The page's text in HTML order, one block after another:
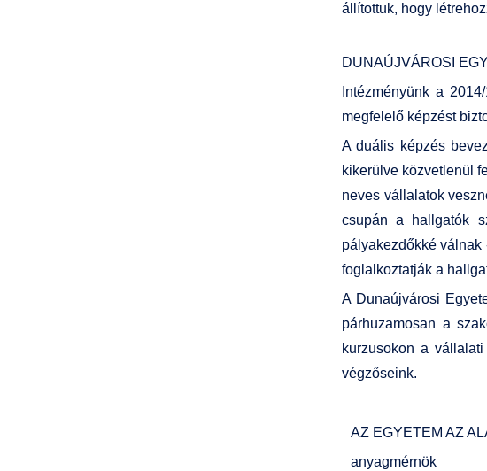
állítottuk, hogy
DUNAÚJVÁROSI
Intézményünk a
megfelelő képzést
A duális képzés
kikerülve közvetlenül
neves vállalatok
csupán a hallgatók
pályakezdőkké
foglalkoztatják a
A Dunaújvárosi
párhuzamosan a
kurzusokon a
végzőseink.
AZ EGYETEM AZ
anyagmérnök